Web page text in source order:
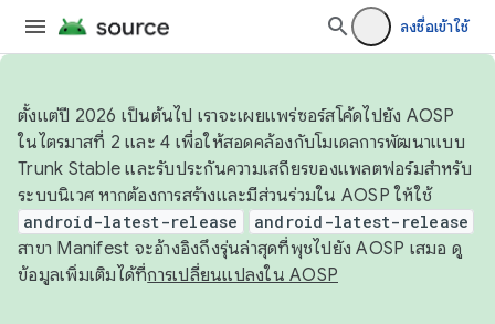
ลงชื่อเข้าใช้
ตั้งแต่ปี 2026 เป็นต้นไป เราจะเผยแพร่ซอร์สโค้ดไปยัง AOSP
ในไตรมาสที่ 2 และ 4 เพื่อให้สอดคล้องกับโมเดลการพัฒนาแบบ
Trunk Stable และรับประกันความเสถียรของแพลตฟอร์มสำหรับ
ระบบนิเวศ หากต้องการสร้างและมีส่วนร่วมใน AOSP ให้ใช้
android-latest-release android-latest-release
สาขา Manifest จะอ้างอิงถึงรุ่นล่าสุดที่พุชไปยัง AOSP เสมอ ดู
ข้อมูลเพิ่มเติมได้ที่การเปลี่ยนแปลงใน AOSP